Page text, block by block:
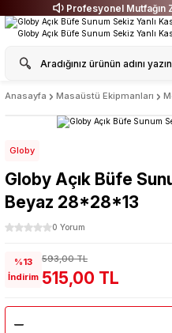
Profesyonel Mutfağın
Anasayfa Masaüstü Ekipmanları
Globy
Globy Açık Büfe
Beyaz 28*28*13
0 Yorum
%13
İndirim
593,00 TL
515,00 TL